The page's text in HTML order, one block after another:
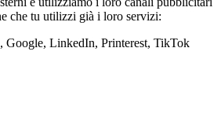
che tu utilizzi già i loro servizi:
Google, LinkedIn, Printerest, TikTok